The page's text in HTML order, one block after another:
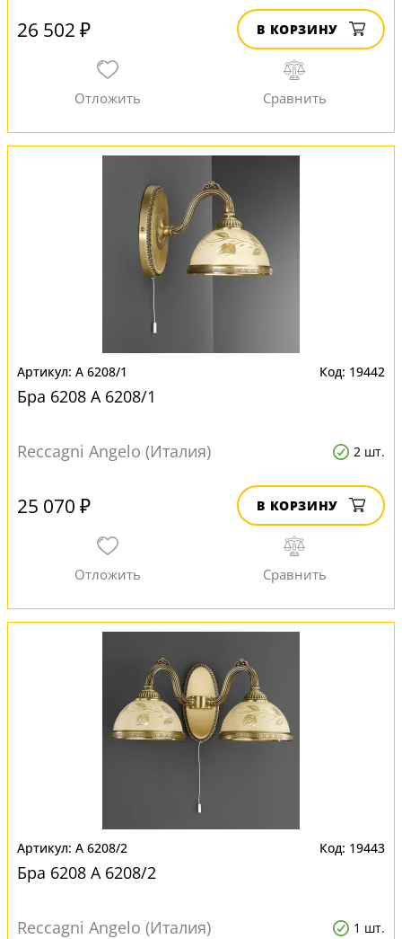
26 502 ₽ В КОРЗИНУ
A 6208/1 19442
Бра 6208 A 6208/1
Reccagni Angelo (Италия) 2 шт.
25 070 ₽ В КОРЗИНУ
A 6208/2 19443
Бра 6208 A 6208/2
Reccagni Angelo (Италия) 1 шт.